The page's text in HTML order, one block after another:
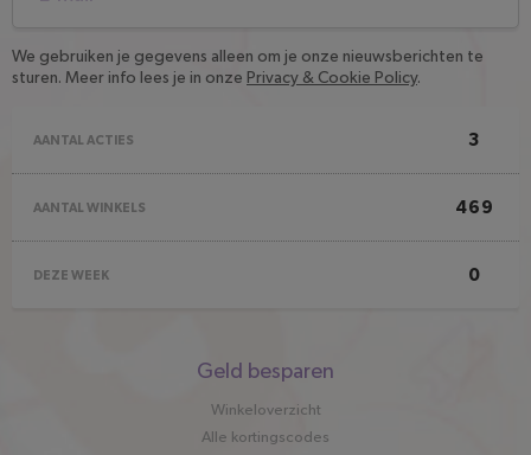
We gebruiken je gegevens alleen om je onze nieuwsberichten te
sturen. Meer info lees je in onze Privacy & Cookie Policy.
AANTAL ACTIES 3
AANTAL WINKELS 469
DEZE WEEK 0
Geld besparen
Winkeloverzicht
Alle kortingscodes